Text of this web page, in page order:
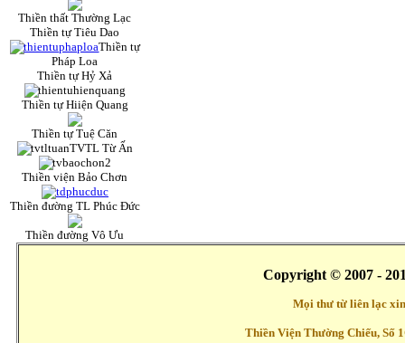
Thiền thất Thường Lạc
Thiền tự Tiêu Dao
Thiền tự
Pháp Loa
Thiền tự Hỷ Xả
Thiền tự Hiiện Quang
Thiền tự Tuệ Căn
TVTL Từ Ấn
Thiền viện Bảo Chơn
Thiền đường TL Phúc Đức
Thiền đường Vô Ưu
Copyright © 2007 -
Mọi thư từ liên lạc
Thiền Viện Thường Chiếu, Số